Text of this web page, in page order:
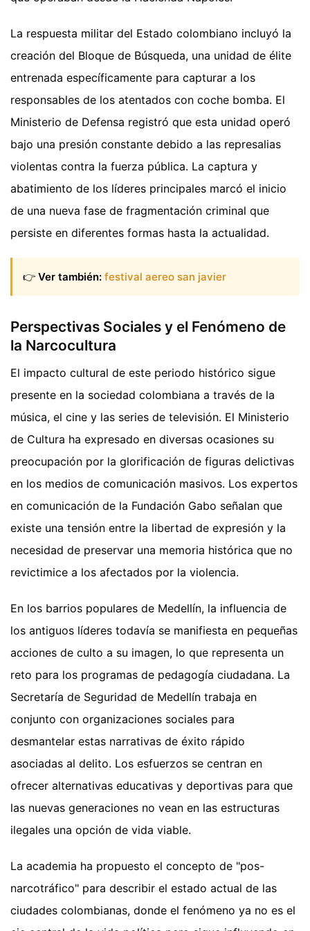
La respuesta militar del Estado colombiano incluyó la
creación del Bloque de Búsqueda, una unidad de élite
entrenada específicamente para capturar a los
responsables de los atentados con coche bomba. El
Ministerio de Defensa registró que esta unidad operó
bajo una presión constante debido a las represalias
violentas contra la fuerza pública. La captura y
abatimiento de los líderes principales marcó el inicio
de una nueva fase de fragmentación criminal que
persiste en diferentes formas hasta la actualidad.
👉 Ver también: festival aereo san javier
Perspectivas Sociales y el Fenómeno de
la Narcocultura
El impacto cultural de este periodo histórico sigue
presente en la sociedad colombiana a través de la
música, el cine y las series de televisión. El Ministerio
de Cultura ha expresado en diversas ocasiones su
preocupación por la glorificación de figuras delictivas
en los medios de comunicación masivos. Los expertos
en comunicación de la Fundación Gabo señalan que
existe una tensión entre la libertad de expresión y la
necesidad de preservar una memoria histórica que no
revictimice a los afectados por la violencia.
En los barrios populares de Medellín, la influencia de
los antiguos líderes todavía se manifiesta en pequeñas
acciones de culto a su imagen, lo que representa un
reto para los programas de pedagogía ciudadana. La
Secretaría de Seguridad de Medellín trabaja en
conjunto con organizaciones sociales para
desmantelar estas narrativas de éxito rápido
asociadas al delito. Los esfuerzos se centran en
ofrecer alternativas educativas y deportivas para que
las nuevas generaciones no vean en las estructuras
ilegales una opción de vida viable.
La academia ha propuesto el concepto de "pos-
narcotráfico" para describir el estado actual de las
ciudades colombianas, donde el fenómeno ya no es el